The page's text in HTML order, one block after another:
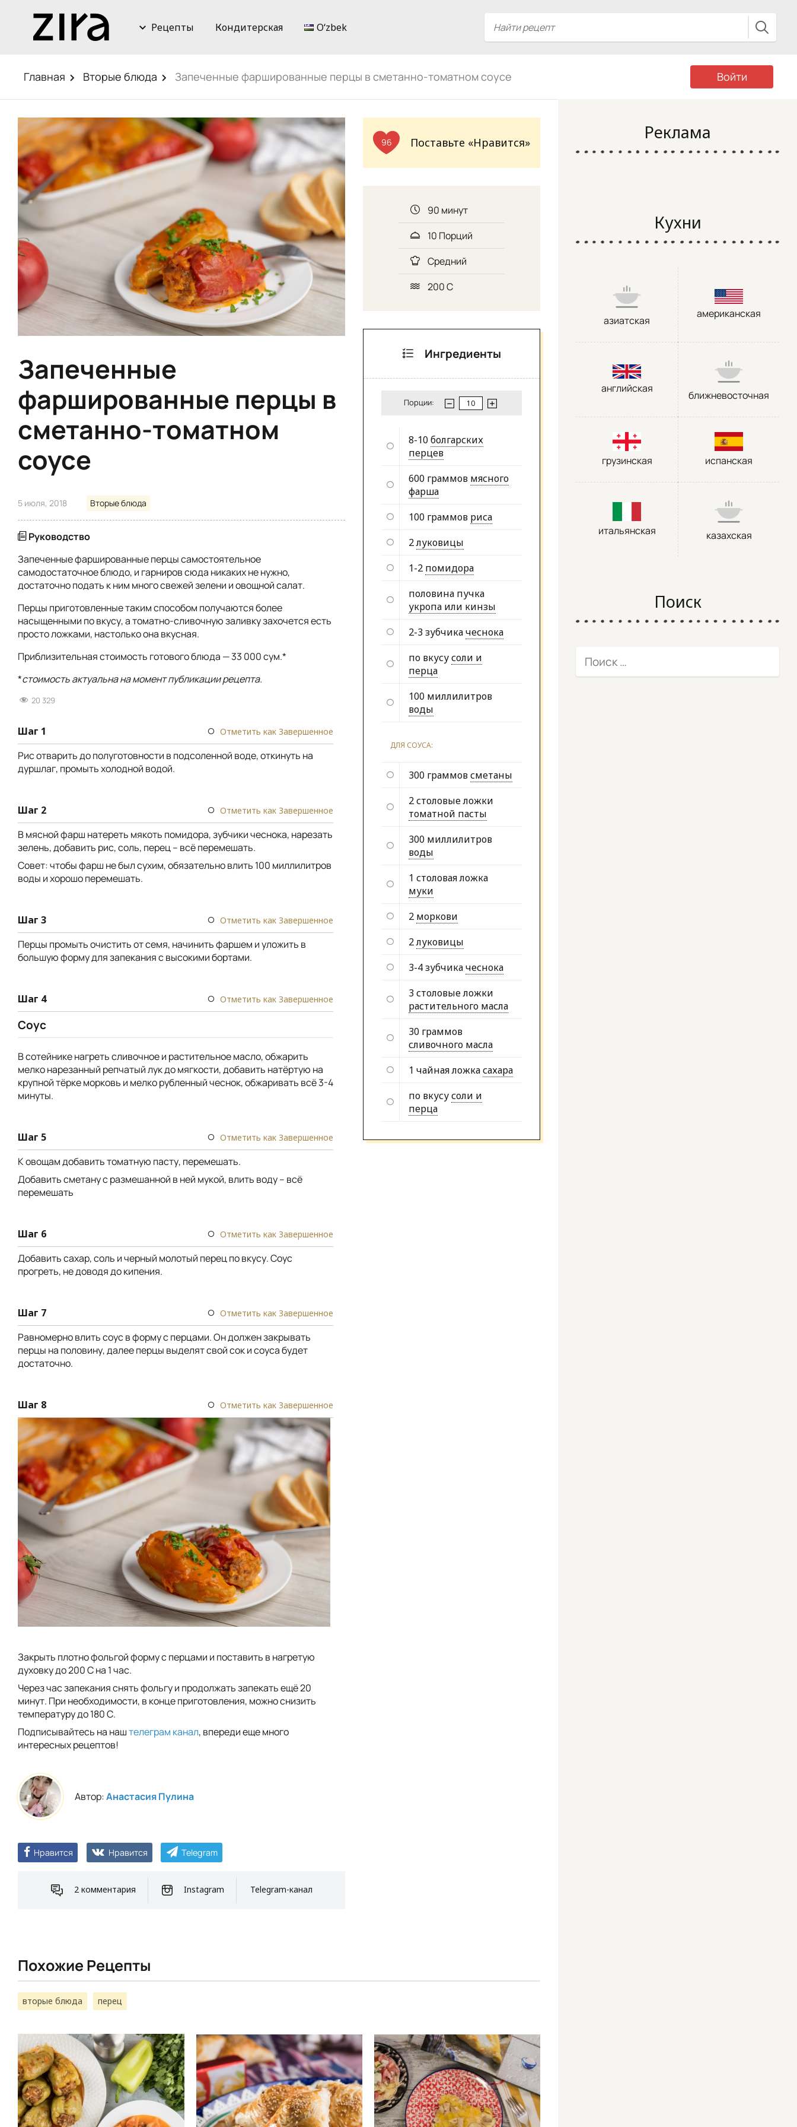
Рецепты Кондитерская Oʻzbek
Главная Вторые блюда Запеченные фаршированные перцы в сметанно-томатном соусе Войти
Запеченные
фаршированные перцы в
сметанно-томатном
соусе
5 июля, 2018 Вторые блюда
Руководство
Запеченные фаршированные перцы самостоятельное
самодостаточное блюдо, и гарниров сюда никаких не нужно,
достаточно подать к ним много свежей зелени и овощной салат.
Перцы приготовленные таким способом получаются более
насыщенными по вкусу, а томатно-сливочную заливку захочется есть
просто ложками, настолько она вкусная.
Приблизительная стоимость готового блюда — 33 000 сум.*
*стоимость актуальна на момент публикации рецепта.
20 329
Шаг 1 Отметить как Завершенное
Рис отварить до полуготовности в подсоленной воде, откинуть на
дуршлаг, промыть холодной водой.
Шаг 2 Отметить как Завершенное
В мясной фарш натереть мякоть помидора, зубчики чеснока, нарезать
зелень, добавить рис, соль, перец – всё перемешать.
Совет: чтобы фарш не был сухим, обязательно влить 100 миллилитров
воды и хорошо перемешать.
Шаг 3 Отметить как Завершенное
Перцы промыть очистить от семя, начинить фаршем и уложить в
большую форму для запекания с высокими бортами.
Шаг 4 Отметить как Завершенное
Соус
В сотейнике нагреть сливочное и растительное масло, обжарить
мелко нарезанный репчатый лук до мягкости, добавить натёртую на
крупной тёрке морковь и мелко рубленный чеснок, обжаривать всё 3-4
минуты.
Шаг 5 Отметить как Завершенное
К овощам добавить томатную пасту, перемешать.
Добавить сметану с размешанной в ней мукой, влить воду – всё
перемешать
Шаг 6 Отметить как Завершенное
Добавить сахар, соль и черный молотый перец по вкусу. Соус
прогреть, не доводя до кипения.
Шаг 7 Отметить как Завершенное
Равномерно влить соус в форму с перцами. Он должен закрывать
перцы на половину, далее перцы выделят свой сок и соуса будет
достаточно.
Шаг 8 Отметить как Завершенное
Закрыть плотно фольгой форму с перцами и поставить в нагретую
духовку до 200 С на 1 час.
Через час запекания снять фольгу и продолжать запекать ещё 20
минут. При необходимости, в конце приготовления, можно снизить
температуру до 180 С.
Подписывайтесь на наштелеграм канал, впереди еще много
интересных рецептов!
Автор:Анастасия Пулина
Нравится Нравится Telegram
2 комментария Instagram Telegram-канал
96 Поставьте «Нравится»
90 минут
10 Порций
Средний
200 С
Ингредиенты
Порции:
8-10болгарских
перцев
600 граммов мясного
фарша
100 граммов риса
2луковицы
1-2 помидора
половина пучка
укропа или кинзы
2-3 зубчикачеснока
по вкусусоли и
перца
100 миллилитров
воды
ДЛЯ СОУСА:
300 граммовсметаны
2 столовые ложки
томатной пасты
300 миллилитров
воды
1 столовая ложка
муки
2 моркови
2луковицы
3-4 зубчикачеснока
3 столовые ложки
растительного масла
30 граммов
сливочного масла
1 чайная ложкасахара
по вкусусоли и
перца
Похожие Рецепты
вторые блюда перец
Реклама
Кухни
азиатская
американская
английская
ближневосточная
грузинская испанская
итальянская казахская
Поиск